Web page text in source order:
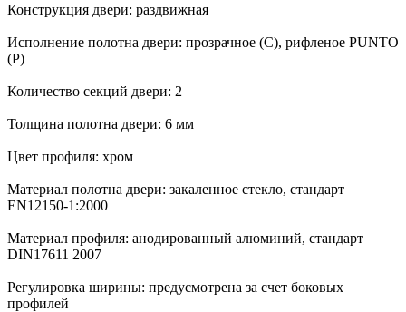
Конструкция двери: раздвижная
Исполнение полотна двери: прозрачное (C), рифленое PUNTO
(P)
Количество секций двери: 2
Толщина полотна двери: 6 мм
Цвет профиля: хром
Материал полотна двери: закаленное стекло, стандарт
EN12150-1:2000
Материал профиля: анодированный алюминий, стандарт
DIN17611 2007
Регулировка ширины: предусмотрена за счет боковых
профилей